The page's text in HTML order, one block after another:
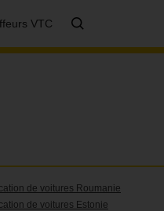
VTC
de voitures Roumanie
de voitures Estonie